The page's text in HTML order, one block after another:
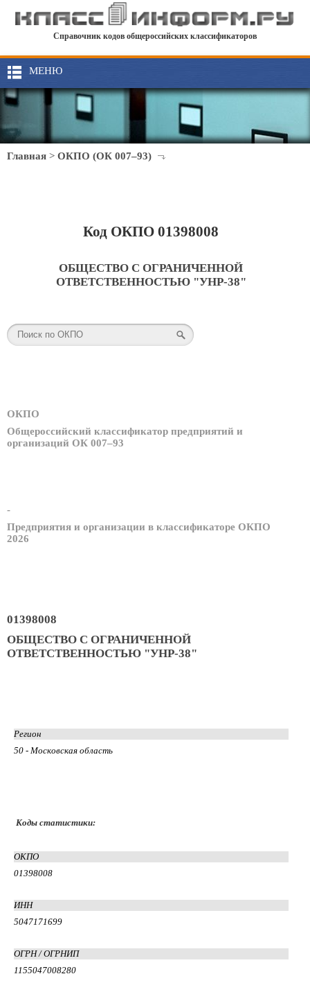
Справочник кодов общероссийских классификаторов
МЕНЮ
Главная > ОКПО (ОК 007–93)
Код ОКПО 01398008
ОБЩЕСТВО С ОГРАНИЧЕННОЙ
ОТВЕТСТВЕННОСТЬЮ "УНР-38"
ОКПО
Общероссийский классификатор предприятий и
организаций ОК 007–93
-
Предприятия и организации в классификаторе ОКПО
2026
01398008
ОБЩЕСТВО С ОГРАНИЧЕННОЙ
ОТВЕТСТВЕННОСТЬЮ "УНР-38"
Регион
50 - Московская область
Коды статистики:
ОКПО
01398008
ИНН
5047171699
ОГРН / ОГРНИП
1155047008280